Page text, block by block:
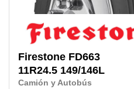
Firestone FD663
11R24.5 149/146L
Camión y Autobús